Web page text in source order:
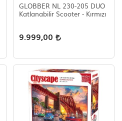
GLOBBER NL 230-205 DUO
Katlanabilir Scooter - Kırmızı
9.999,00